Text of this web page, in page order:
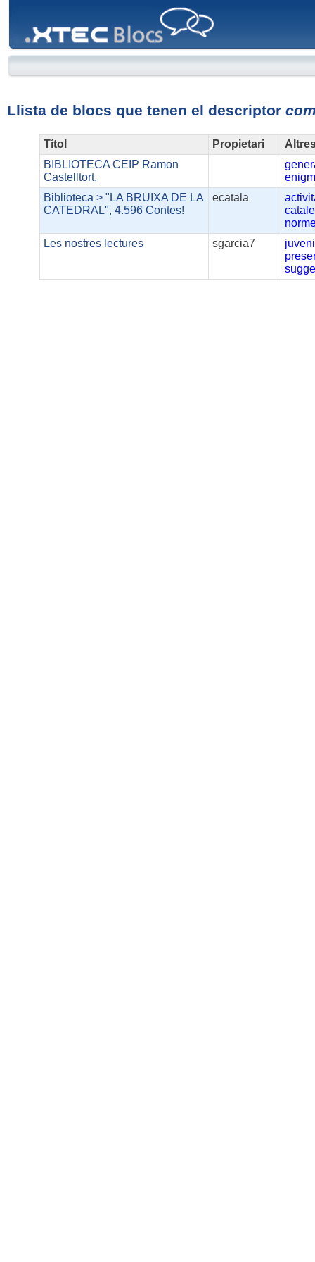
Llista de blocs que tenen el descriptor
Títol Propietari
BIBLIOTECA CEIP Ramon
Castelltort.
Biblioteca > "LA BRUIXA DE LA
CATEDRAL", 4.596 Contes!
ecatala
Les nostres lectures
sgarcia7